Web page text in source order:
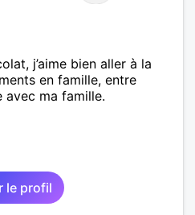
j’aime bien aller à la
en famille, entre
ma famille.
le profil